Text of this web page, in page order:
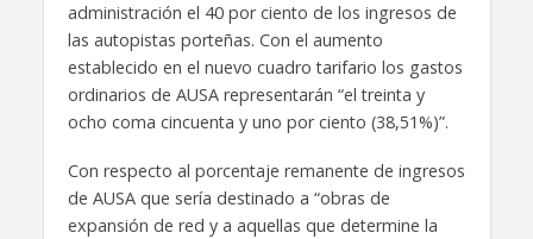
administración el 40 por ciento de los ingresos de
las autopistas porteñas. Con el aumento
establecido en el nuevo cuadro tarifario los gastos
ordinarios de AUSA representarán “el treinta y
ocho coma cincuenta y uno por ciento (38,51%)”.
Con respecto al porcentaje remanente de ingresos
de AUSA que sería destinado a “obras de
expansión de red y a aquellas que determine la